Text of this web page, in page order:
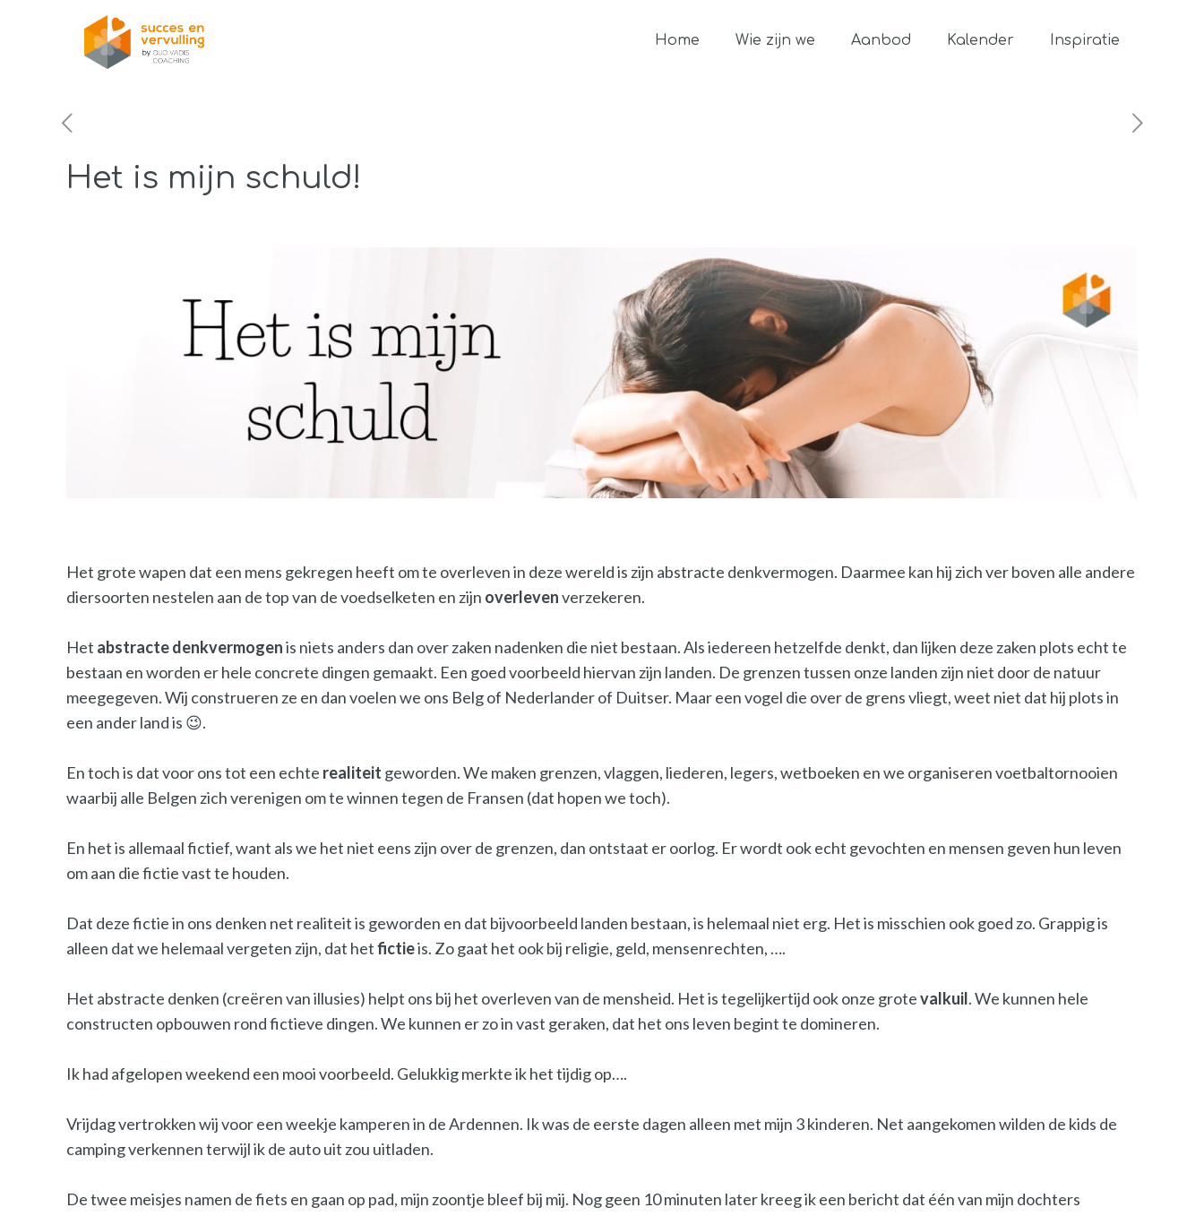
Home Wie zijn we Aanbod Kalender Inspiratie
Het is mijn schuld!
Het grote wapen dat een mens gekregen heeft om te overleven in deze wereld is zijn abstracte denkvermogen. Daarmee kan hij zich ver boven alle andere
diersoorten nestelen aan de top van de voedselketen en zijn overlevenverzekeren.
Het abstractedenkvermogenis niets anders dan over zaken nadenken die niet bestaan. Als iedereen hetzelfde denkt, dan lijken deze zaken plots echt te
bestaan en worden er hele concrete dingen gemaakt. Een goed voorbeeld hiervan zijn landen. De grenzen tussen onze landen zijn niet door de natuur
meegegeven. Wij construeren ze en dan voelen we ons Belg of Nederlander of Duitser. Maar een vogel die over de grens vliegt, weet niet dat hij plots in
een ander land is 😉.
En toch is dat voor ons tot een echte realiteit geworden. We maken grenzen, vlaggen, liederen, legers, wetboeken en we organiseren voetbaltornooien
waarbij alle Belgen zich verenigen om te winnen tegen de Fransen (dat hopen we toch).
En het is allemaal fictief, want als we het niet eens zijn over de grenzen, dan ontstaat er oorlog. Er wordt ook echt gevochten en mensen geven hun leven
om aan die fictie vast te houden.
Dat deze fictie in ons denken net realiteit is geworden en dat bijvoorbeeld landen bestaan, is helemaal niet erg. Het is misschien ook goed zo. Grappig is
alleen dat we helemaal vergeten zijn, dat hetfictieis. Zo gaat het ook bij religie, geld, mensenrechten, ….
Het abstracte denken (creëren van illusies) helpt ons bij het overleven van de mensheid. Het is tegelijkertijd ook onze grotevalkuil. We kunnen hele
constructen opbouwen rond fictieve dingen. We kunnen er zo in vast geraken, dat het ons leven begint te domineren.
Ik had afgelopen weekend een mooi voorbeeld. Gelukkig merkte ik het tijdig op….
Vrijdag vertrokken wij voor een weekje kamperen in de Ardennen. Ik was de eerste dagen alleen met mijn 3 kinderen. Net aangekomen wilden de kids de
camping verkennen terwijl ik de auto uit zou uitladen.
De twee meisjes namen de fiets en gaan op pad, mijn zoontje bleef bij mij. Nog geen 10 minuten later kreeg ik een bericht dat één van mijn dochters